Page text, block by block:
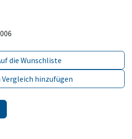
Vergleich hinzufügen
die Wunschliste